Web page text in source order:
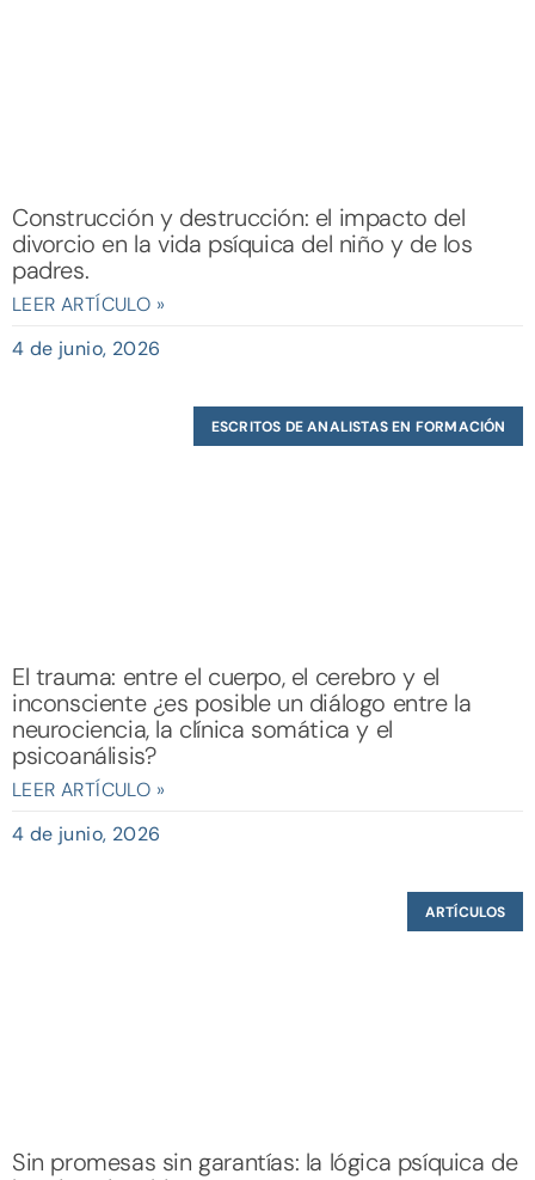
Construcción y destrucción: el impacto del
divorcio en la vida psíquica del niño y de los
padres.
LEER ARTÍCULO »
4 de junio, 2026
ESCRITOS DE ANALISTAS EN FORMACIÓN
El trauma: entre el cuerpo, el cerebro y el
inconsciente ¿es posible un diálogo entre la
neurociencia, la clínica somática y el
psicoanálisis?
LEER ARTÍCULO »
4 de junio, 2026
ARTÍCULOS
Sin promesas sin garantías: la lógica psíquica de